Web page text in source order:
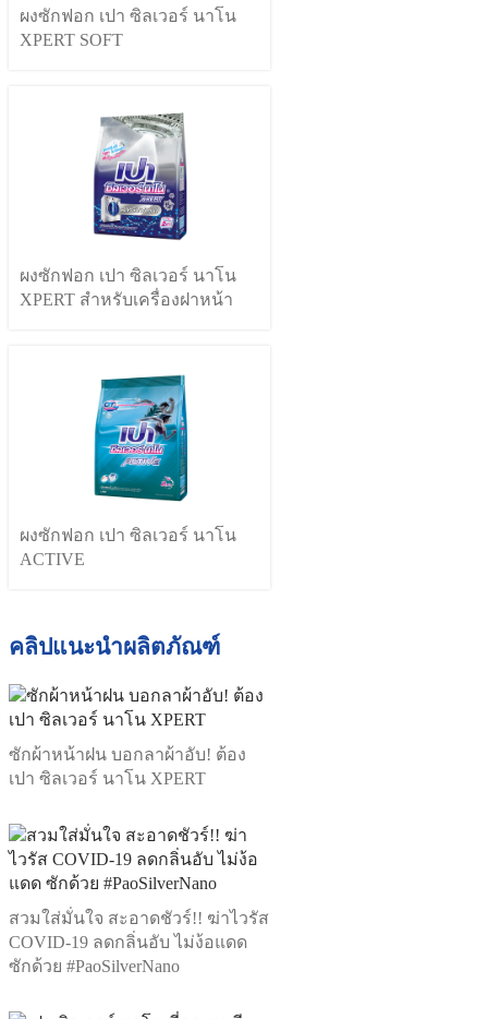
ผงซักฟอก เปา ซิลเวอร์ นาโน
XPERT SOFT
ผงซักฟอก เปา ซิลเวอร์ นาโน
XPERT สำหรับเครื่องฝาหน้า
ผงซักฟอก เปา ซิลเวอร์ นาโน
ACTIVE
คลิปแนะนำผลิตภัณฑ์
ซักผ้าหน้าฝน บอกลาผ้าอับ! ต้อง
เปา ซิลเวอร์ นาโน XPERT
สวมใส่มั่นใจ สะอาดชัวร์!! ฆ่าไวรัส
COVID-19 ลดกลิ่นอับ ไม่ง้อแดด
ซักด้วย #PaoSilverNano